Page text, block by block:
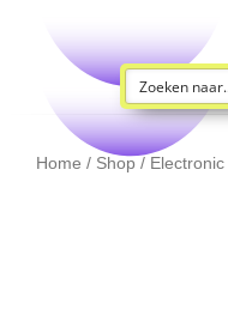
Home / Shop / Electronic